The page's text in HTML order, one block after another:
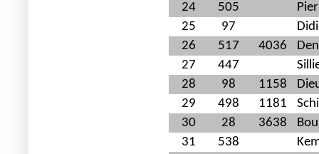
24
505
25
97
26
517 4036
27
447
28
98 1158
29
498 1181
30
28 3638
31
538